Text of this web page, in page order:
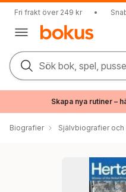
Fri frakt över 249 kr •
Sök bok, spel,
Skapa nya rutiner –
Biografier Självbiografier